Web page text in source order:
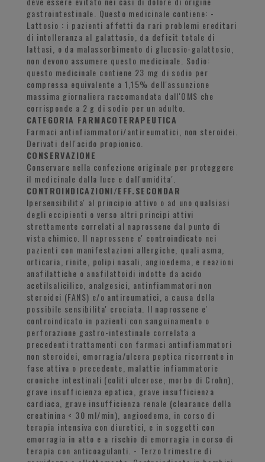
gastrointestinale. Questo medicinale contiene: -
Lattosio : i pazienti affetti da rari problemi ereditari
di intolleranza al galattosio, da deficit totale di
lattasi, o da malassorbimento di glucosio-galattosio,
non devono assumere questo medicinale. Sodio:
questo medicinale contiene 23 mg di sodio per
compressa equivalente a 1,15% dell'assunzione
massima giornaliera raccomandata dall'OMS che
corrisponde a 2 g di sodio per un adulto.
CATEGORIA FARMACOTERAPEUTICA
Farmaci antinfiammatori/antireumatici, non steroidei.
Derivati dell'acido propionico.
CONSERVAZIONE
Conservare nella confezione originale per proteggere
il medicinale dalla luce e dall'umidita'.
CONTROINDICAZIONI/EFF.SECONDAR
Ipersensibilita' al principio attivo o ad uno qualsiasi
degli eccipienti o verso altri principi attivi
strettamente correlati al naprossene dal punto di
vista chimico. Il naprossene e' controindicato nei
pazienti con manifestazioni allergiche, quali asma,
orticaria, rinite, polipi nasali, angioedema, e reazioni
anafilattiche o anafilattoidi indotte da acido
acetilsalicilico, analgesici, antinfiammatori non
steroidei (FANS) e/o antireumatici, a causa della
possibile sensibilita' crociata. Il naprossene e'
controindicato in pazienti con sanguinamento o
perforazione gastro-intestinale correlata a
precedenti trattamenti con farmaci antinfiammatori
non steroidei, emorragia/ulcera peptica ricorrente in
fase attiva o precedente, malattie infiammatorie
croniche intestinali (coliti ulcerose, morbo di Crohn),
grave insufficienza epatica, grave insufficienza
cardiaca, grave insufficienza renale (clearance della
creatinina < 30 ml/min), angioedema, in corso di
terapia intensiva con diuretici, e in soggetti con
emorragia in atto e a rischio di emorragia in corso di
terapia con anticoagulanti. - Terzo trimestre di